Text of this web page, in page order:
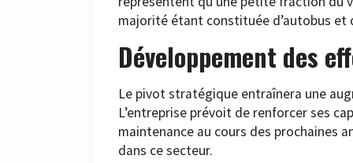
majorité étant constituée d’autobus et
Développement des
Le pivot stratégique entraînera une
L’entreprise prévoit de renforcer ses
maintenance au cours des prochaines
dans ce secteur.